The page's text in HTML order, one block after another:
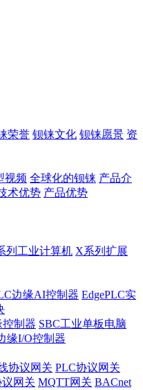
荣誉 钡铼文化 钡铼愿景 资
视频 全球化的钡铼 产品介
术优势 产品优势
列工业计算机 X系列扩展
边缘AI控制器 EdgePLC实
制器 SBC工业单板电脑
缘I/O控制器
协议网关 PLC协议网关
网关 MQTT网关 BACnet